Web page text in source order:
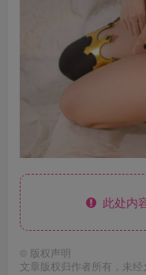
此处内
© 版权声明
文章版权归作者所有，未经